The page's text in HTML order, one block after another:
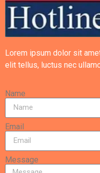
Lorem ipsum dolor sit
elit tellus, luctus nec
Name
Email
Message